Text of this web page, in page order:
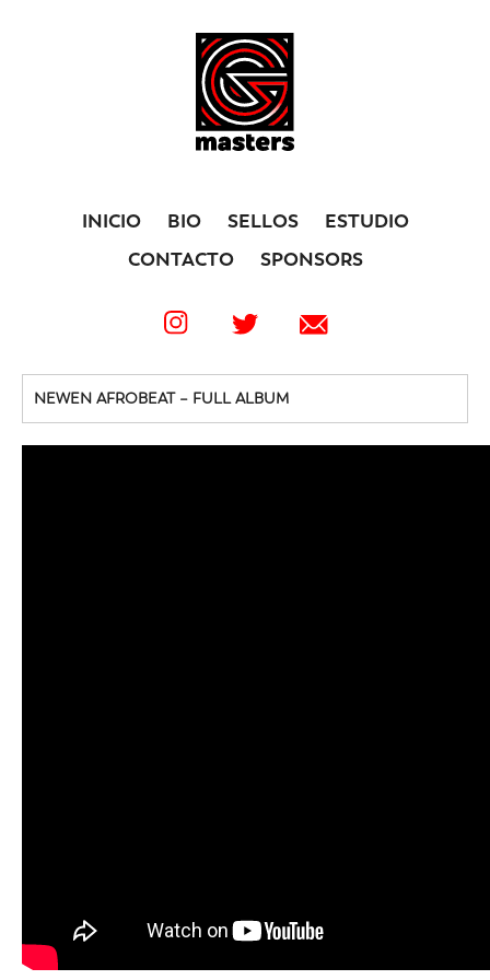
INICIO BIO SELLOS
ESTUDIO
CONTACTO
SPONSORS
NEWEN AFROBEAT – FULL ALBUM